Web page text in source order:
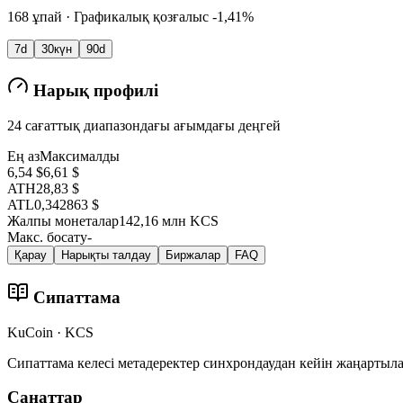
168 ұпай · Графикалық қозғалыс -1,41%
7d 30күн 90d
Нарық профилі
24 сағаттық диапазондағы ағымдағы деңгей
Ең азМаксималды
6,54 $6,61 $
ATH28,83 $
ATL0,342863 $
Жалпы монеталар142,16 млн KCS
Макс. босату-
Қарау Нарықты талдау Биржалар FAQ
Сипаттама
KuCoin · KCS
Сипаттама келесі метадеректер синхрондаудан кейін
Санаттар